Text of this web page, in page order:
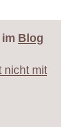
Blog
nicht mit